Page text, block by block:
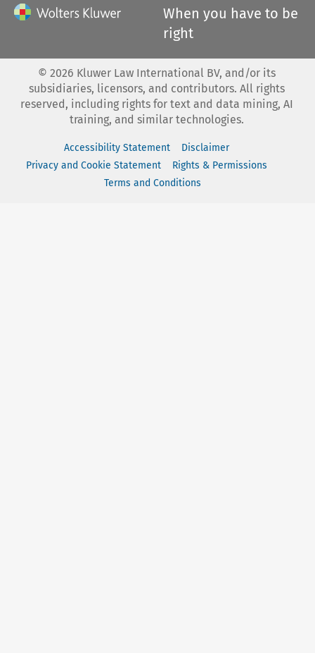
When you have to be
right
© 2026 Kluwer Law International BV, and/or its
subsidiaries, licensors, and contributors. All rights
reserved, including rights for text and data mining, AI
training, and similar technologies.
Accessibility Statement
Disclaimer
Privacy and Cookie Statement
Rights & Permissions
Terms and Conditions